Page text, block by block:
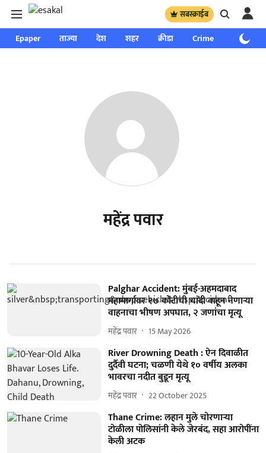
सबस्क्राईब
Epaper ताज्या देश शहर क्रीडा Crime साप्ताहिक
महेंद्र पवार
Palghar Accident: मुंबई-अहमदाबाद
महामार्गावर १७ कोटीची चांदी वाहून नेणाऱ्या
वाहनाचा भीषण अपघात, २ जणांचा मृत्यू
महेंद्र पवार 15 May 2026
River Drowning Death : ऐन दिवाळीत
दुर्दैवी घटना; चळणी येथे १० वर्षीय अलका
भावरचा नदीत बुडून मृत्यू
महेंद्र पवार 22 October 2025
Thane Crime: लहान मुले चोरणाऱ्या
टोळीला पोलिसांनी केले जेरबंद, सहा आरोपींना
केली अटक